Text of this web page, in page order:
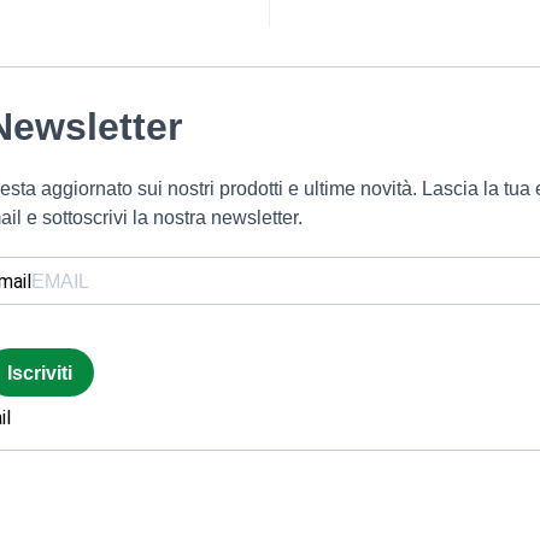
aggiornato sui nostri prodotti e ultime novità. Lascia la tua
e sottoscrivi la nostra newsletter.
Iscriviti